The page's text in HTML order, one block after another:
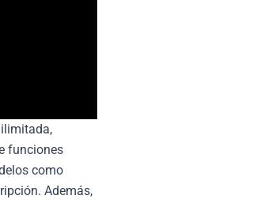
funciones
como
Además,